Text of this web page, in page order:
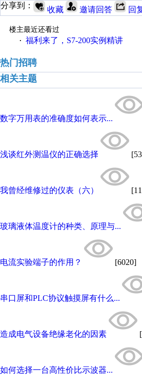
分享到： 收藏 邀请回答 回
楼主最近还看过
· 福利来了，S7-200实例精讲
热门招聘
相关主题
数字万用表的准确度如何表示...
浅谈红外测温仪的正确选择
我曾经维修过的仪表（六）
玻璃液体温度计的种类、原理与...
电流实验端子的作用？ [6020]
串口屏和PLC协议触摸屏有什么...
造成电气设备绝缘老化的因素
如何选择一台高性价比示波器...